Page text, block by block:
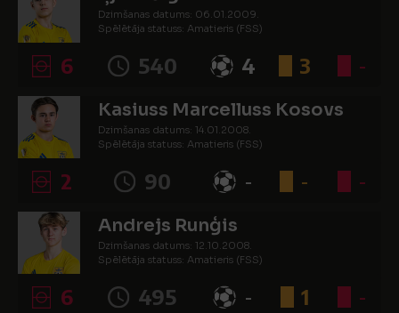
Dzimšanas datums: 06.01.2009.
Spēlētāja statuss: Amatieris (FSS)
6 540 4 3 -
Kasiuss Marcelluss Kosovs
Dzimšanas datums: 14.01.2008.
Spēlētāja statuss: Amatieris (FSS)
2 90 - - -
Andrejs Runģis
Dzimšanas datums: 12.10.2008.
Spēlētāja statuss: Amatieris (FSS)
6 495 - 1 -